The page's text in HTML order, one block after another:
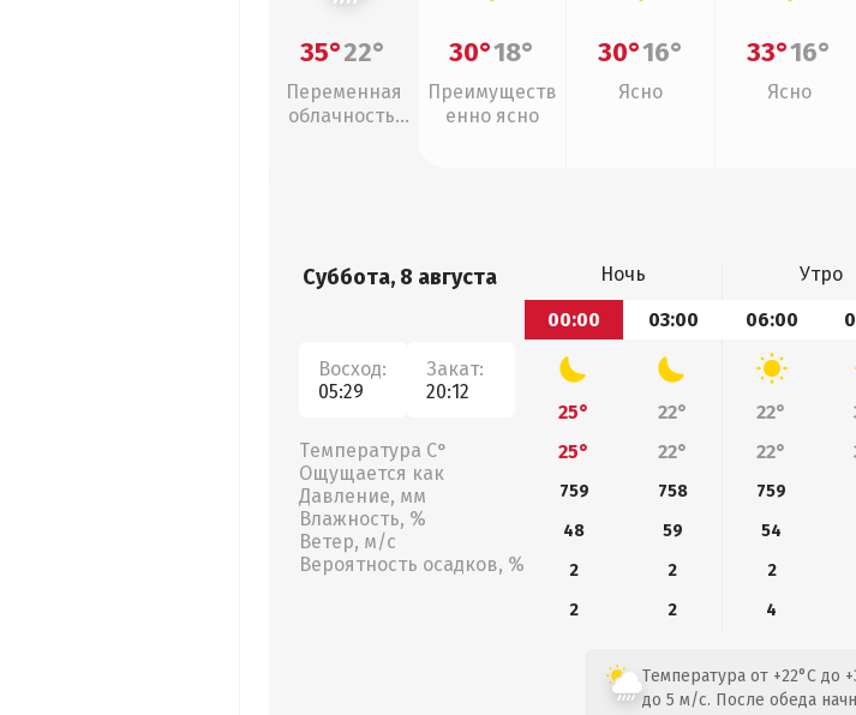
35°22°
Переменная
облачность,
30°18°
Преимуществ
енно ясно
30°16°
Ясно
33°16°
Ясно
Суббота, 8 августа
Восход:
05:29
Закат:
20:12
Температура С°
Ощущается как
Давление, мм
Влажность, %
Ветер, м/с
Вероятность осадков, %
Ночь Утро
00:00
03:00 06:00
25° 22° 22°
25°
22° 22°
759 758 759
48
59 54
2
2 2
2
2 4
Температура от +22°C до
до 5 м/с. После обеда